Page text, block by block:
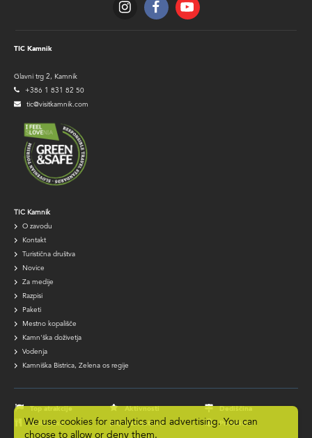
TIC Kamnik
Glavni trg 2, Kamnik
+386 1 831 82 50
tic@visitkamnik.com
TIC
navigation
TIC Kamnik
O zavodu
Kontakt
Turistična društva
Novice
Za medije
Razpisi
Paketi
Mestno kopališče
Kamn'ška doživetja
Vodenja
Kamniška Bistrica, Zelena os regije
navigation
Top atrakcije Aktivnosti Dediščina
Kulinarika Namestitve Prireditve
We use cookies for analytics and advertising. You can
choose to allow or deny them.